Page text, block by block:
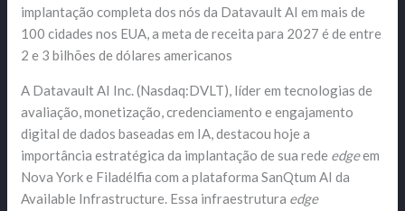
implantação completa dos nós da Datavault AI em mais de
100 cidades nos EUA, a meta de receita para 2027 é de entre
2 e 3 bilhões de dólares americanos
A Datavault AI Inc. (Nasdaq:DVLT), líder em tecnologias de
avaliação, monetização, credenciamento e engajamento
digital de dados baseadas em IA, destacou hoje a
importância estratégica da implantação de sua rede edgeem
Nova York e Filadélfia com a plataforma SanQtum AI da
Available Infrastructure. Essa infraestrutura edge